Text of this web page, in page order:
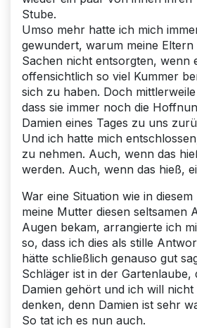
Stube.
Umso mehr hatte ich mich
gewundert, warum meine Eltern
Sachen nicht entsorgten, wenn
offensichtlich so viel Kummer
sich zu haben. Doch
dass sie immer noch die
Damien eines Tages zu uns
Und ich hatte mich
zu nehmen. Auch, wenn das
werden. Auch, wenn das hieß,
War eine Situation wie in
meine Mutter diesen seltsamen
Augen bekam, arrangierte ich
so, dass ich dies als stille
hätte schließlich genauso gut
Schläger ist in der Gartenlaube,
Damien gehört und ich will nicht
denken, denn Damien ist sehr
So tat ich es nun auch.